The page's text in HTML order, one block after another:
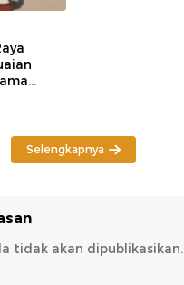
Selengkapnya
tidak akan dipublikasikan.